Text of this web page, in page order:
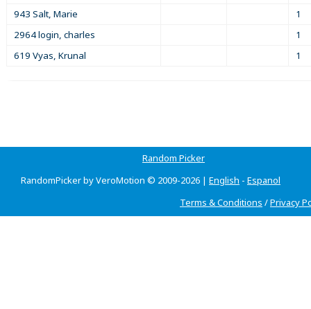
943 Salt, Marie
1
2964 login, charles
1
619 Vyas, Krunal
1
Random Picker
RandomPicker by VeroMotion © 2009-2026 | English - Espanol
Terms & Conditions /Privacy